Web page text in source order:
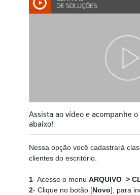
Assista ao vídeo e acompanhe o
abaixo!
Nessa opção você cadastrará
clientes do escritório.
1- Acesse o menu ARQUIVO >
2- Clique no botão [Novo], para